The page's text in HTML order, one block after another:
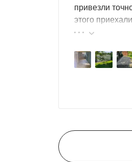
привезли
этого
быстро, за
поэтому всем